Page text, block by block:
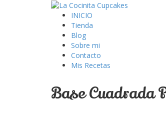
INICIO
Tienda
Blog
Sobre mi
Contacto
Mis Recetas
Base Cuadrada